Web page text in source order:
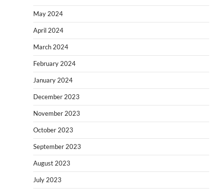
May 2024
April 2024
March 2024
February 2024
January 2024
December 2023
November 2023
October 2023
September 2023
August 2023
July 2023